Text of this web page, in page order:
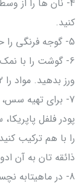
کنید.
5- گوجه فرنگی را حلقه حلقه کنید و خیار شور را خرد کنید.
6- گوشت را با
ورز بدهید. مواد را 2 قسمت کنید و به شکل 2 همبرگر دربیاورید.
7- برای تهیه
پودر فلفل
را با هم ترکیب
ذائقه تان به آن